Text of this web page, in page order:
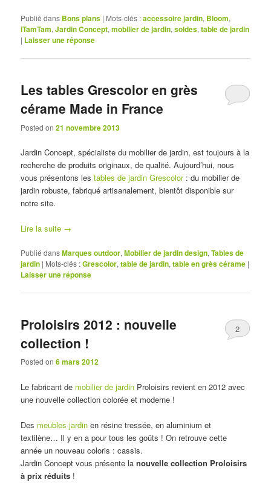
Publié dans Bons plans | Mots-clés :accessoire jardin, Bloom,
iTamTam,Jardin Concept,mobilier de jardin,soldes,table de jardin
| Laisser une réponse
Les tables Grescolor en grès
cérame Made in France
Posted on21 novembre 2013
Jardin Concept, spécialiste du mobilier de jardin, est toujours à la
recherche de produits originaux, de qualité. Aujourd’hui, nous
vous présentons lestables de jardin Grescolor: du mobilier de
jardin robuste, fabriqué artisanalement, bientôt disponible sur
notre site.
Lire la suite →
Publié dansMarques outdoor,Mobilier de jardin design,Tables de
jardin | Mots-clés :Grescolor,table de jardin,table en grès cérame |
Laisser une réponse
Proloisirs 2012 : nouvelle
collection !
Posted on6 mars 2012
2
Le fabricant de mobilier de jardin Proloisirs revient en 2012 avec
une nouvelle collection colorée et moderne !
Des meubles jardin en résine tressée, en aluminium et
textilène… Il y en a pour tous les goûts ! On retrouve cette
année un nouveau coloris : cassis.
Jardin Concept vous présente lanouvelle collection Proloisirs
à prix réduits !